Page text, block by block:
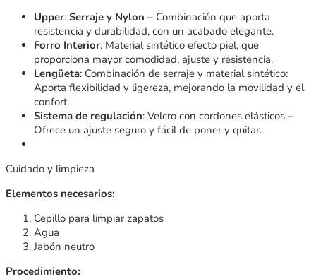
Upper: Serraje y Nylon – Combinación que aporta
resistencia y durabilidad, con un acabado elegante.
Forro Interior: Material sintético efecto piel, que
proporciona mayor comodidad, ajuste y resistencia.
Lengüeta: Combinación de serraje y material sintético:
Aporta flexibilidad y ligereza, mejorando la movilidad y el
confort.
Sistema de regulación: Velcro con cordones elásticos –
Ofrece un ajuste seguro y fácil de poner y quitar.
Cuidado y limpieza
Elementos necesarios:
Cepillo para limpiar zapatos
Agua
Jabón neutro
Procedimiento: